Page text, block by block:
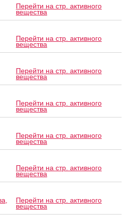
Перейти на стр. активного
вещества
Перейти на стр. активного
вещества
Перейти на стр. активного
вещества
Перейти на стр. активного
вещества
Перейти на стр. активного
вещества
Перейти на стр. активного
вещества
Перейти на стр. активного
вещества